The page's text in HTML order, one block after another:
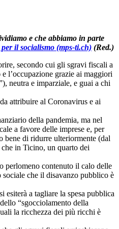
e che abbiamo in parte
il socialismo (mps-ti.ch) (Red.)
secondo cui gli sgravi fiscali a
l’occupazione grazie ai maggiori
neutra e imparziale, e guai a chi
attribuire al Coronavirus e ai
della pandemia, ma nel
a favore delle imprese e, per
bene di ridurre ulteriormente (dal
in Ticino, un quarto dei
perlomeno contenuto il calo delle
che il disavanzo pubblico è
esiterà a tagliare la spesa pubblica
“sgocciolamento della
la ricchezza dei più ricchi è